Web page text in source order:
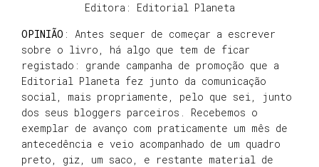
Editora: Editorial Planeta
OPINIÃO : Antes sequer de começar a escrever
sobre o livro, há algo que tem de ficar
registado: grande campanha de promoção que a
Editorial Planeta fez junto da comunicação
social, mais propriamente, pelo que sei, junto
dos seus bloggers parceiros. Recebemos o
exemplar de avanço com praticamente um mês de
antecedência e veio acompanhado de um quadro
preto, giz, um saco, e restante material de